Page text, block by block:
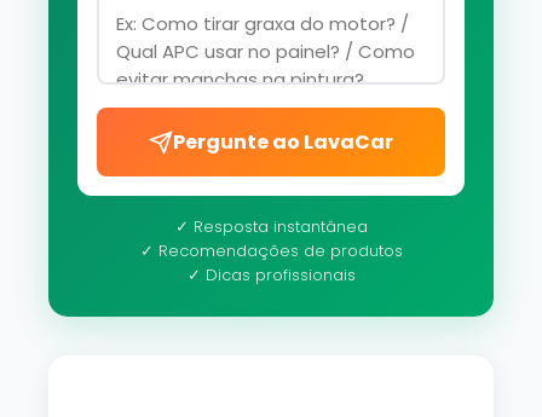
Pergunte ao LavaCar
✓ Resposta instantânea
✓ Recomendações de produtos
✓ Dicas profissionais